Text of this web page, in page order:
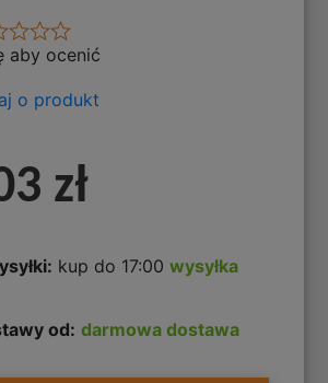
aby ocenić
o produkt
zł
kup do 17:00wysyłka
od: darmowa dostawa